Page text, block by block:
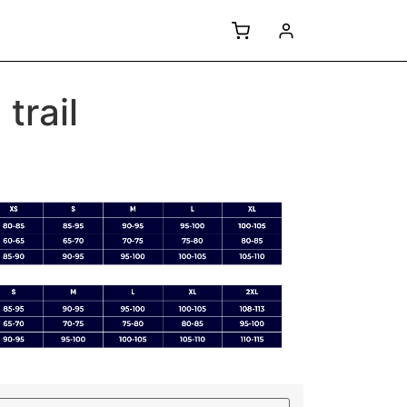
trail